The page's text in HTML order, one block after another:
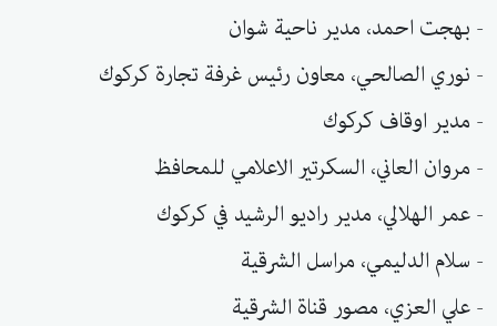
- بهجت احمد، مدير ناحية شوان
- نوري الصالحي، معاون رئيس غرفة تجارة كركوك
- مدير اوقاف كركوك
- مروان العاني، السكرتير الاعلامي للمحافظ
- عمر الهلالي، مدير راديو الرشيد في كركوك
- سلام الدليمي، مراسل الشرقية
- علي العزي، مصور قناة الشرقية